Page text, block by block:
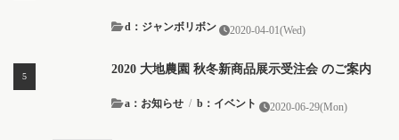
2020-04-01(Wed)
d：ジャンボリボン
2020 大地農園 秋冬新商品展示受注会 のご案内
2020-06-29(Mon)
a：お知らせ / b：イベント